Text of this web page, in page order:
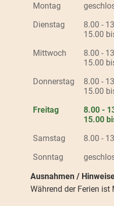
Montag
Dienstag
8.00 -
15.00
Mittwoch
8.00 -
15.00
Donnerstag
8.00 -
15.00
Freitag
8.00 -
15.00
Samstag
8.00 -
Sonntag
Ausnahmen /
Während der Ferien